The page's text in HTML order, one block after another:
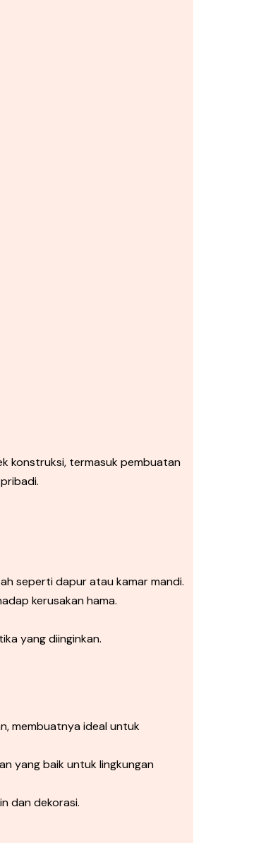
konstruksi, termasuk pembuatan
seperti dapur atau kamar mandi.
kerusakan hama.
yang diinginkan.
membuatnya ideal untuk
yang baik untuk lingkungan
dan dekorasi.